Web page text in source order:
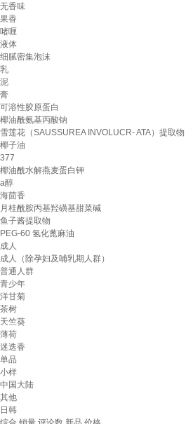
无香味
果香
啫喱
液体
细腻密集泡沫
乳
泥
膏
可溶性胶原蛋白
椰油酰氨基丙酸钠
雪莲花（SAUSSUREA INVOLUCR- ATA）提取物
椰子油
377
椰油酰水解燕麦蛋白钾
a醇
海茴香
月桂酰胺丙基羟磺基甜菜碱
鱼子酱提取物
PEG-60 氢化蓖麻油
成人
成人（除孕妇及哺乳期人群）
普通人群
青少年
洋甘菊
茶树
天竺葵
薄荷
迷迭香
单品
小样
中国大陆
其他
日韩